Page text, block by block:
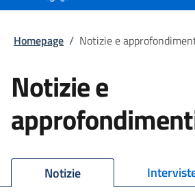
Homepage / Notizie e
Notizie e
Notizie